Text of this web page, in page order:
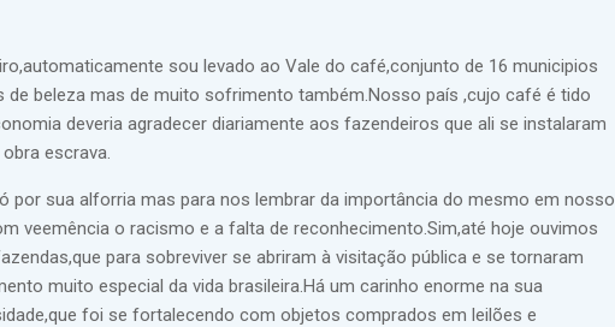
sou levado ao Vale do café,conjunto de 16 municipios
beleza mas de muito sofrimento também.Nosso país ,cujo café é tido
deveria agradecer diariamente aos fazendeiros que ali se instalaram
escrava.
por sua alforria mas para nos lembrar da importância do mesmo em nosso
veemência o racismo e a falta de reconhecimento.Sim,até hoje ouvimos
para sobreviver se abriram à visitação pública e se tornaram
muito especial da vida brasileira.Há um carinho enorme na sua
foi se fortalecendo com objetos comprados em leilões e